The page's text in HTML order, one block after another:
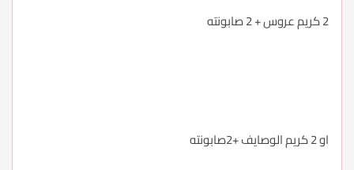
2 كريم عروس + 2 صابونته
او 2 كريم الوصايف +2صابونته